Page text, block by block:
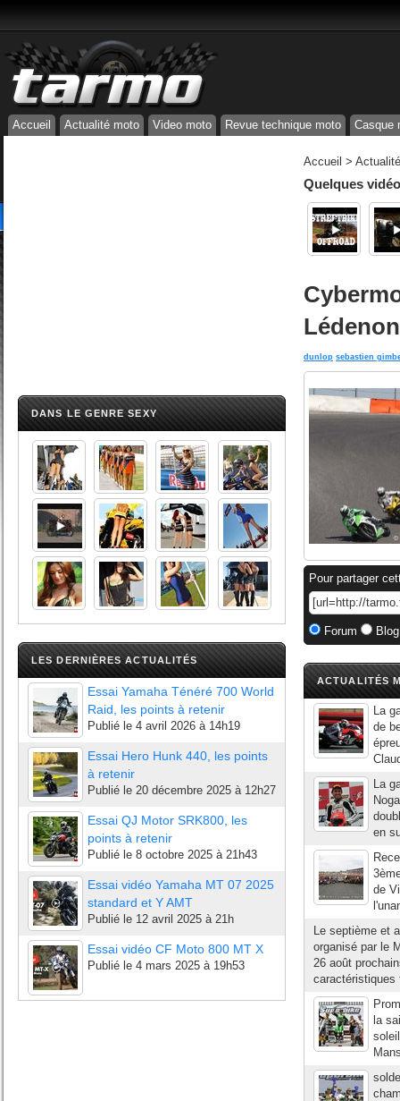
Accueil Actualité moto Video moto Revue technique moto Casque
DANS LE GENRE SEXY
LES DERNIÈRES ACTUALITÉS
Essai Yamaha Ténéré 700 World
Raid, les points à retenir
Publié le 4 avril 2026 à 14h19
Essai Hero Hunk 440, les points
à retenir
Publié le 20 décembre 2025 à 12h27
Essai QJ Motor SRK800, les
points à retenir
Publié le 8 octobre 2025 à 21h43
Essai vidéo Yamaha MT 07 2025
standard et Y AMT
Publié le 12 avril 2025 à 21h
Essai vidéo CF Moto 800 MT X
Publié le 4 mars 2025 à 19h53
Accueil >
Quelques
Lédenon
dunlop sebastien
Pour partager
Forum
ACTUALITÉS
La
de
La
en
de
Le septième et
organisé par le
26 août
caractéristiques
la